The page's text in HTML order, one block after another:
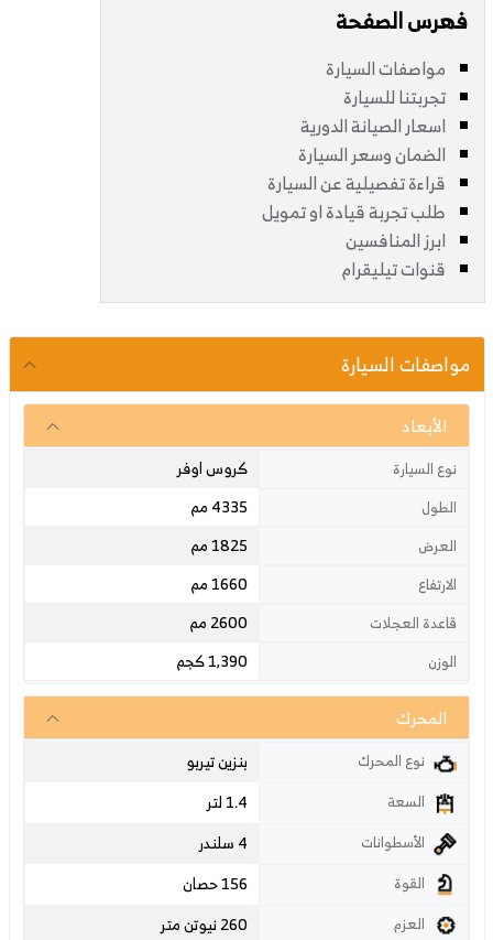
فهرس الصفحة
مواصفات السيارة
تجربتنا للسيارة
اسعار الصيانة الدورية
الضمان وسعر السيارة
قراءة تفصيلية عن السيارة
طلب تجربة قيادة او تمويل
ابرز المنافسين
قنوات تيليقرام
مواصفات السيارة
الأبعاد
نوع السيارة كروس اوفر
الطول 4335 مم
العرض 1825 مم
الارتفاع 1660 مم
قاعدة العجلات 2600 مم
الوزن 1,390 كجم
المحرك
نوع المحرك بنزين تيربو
السعة 1.4 لتر
الأسطوانات 4 سلندر
القوة 156 حصان
العزم 260 نيوتن متر